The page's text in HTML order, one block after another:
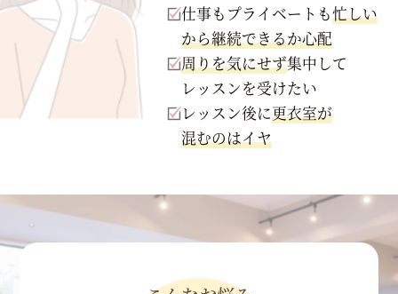
仕事もプライベートも忙しい
から継続できるか心配
周りを気にせず集中して
レッスンを受けたい
レッスン後に更衣室が
混むのはイヤ